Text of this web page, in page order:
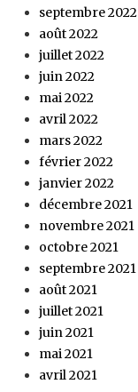
septembre 2022
août 2022
juillet 2022
juin 2022
mai 2022
avril 2022
mars 2022
février 2022
janvier 2022
décembre 2021
novembre 2021
octobre 2021
septembre 2021
août 2021
juillet 2021
juin 2021
mai 2021
avril 2021